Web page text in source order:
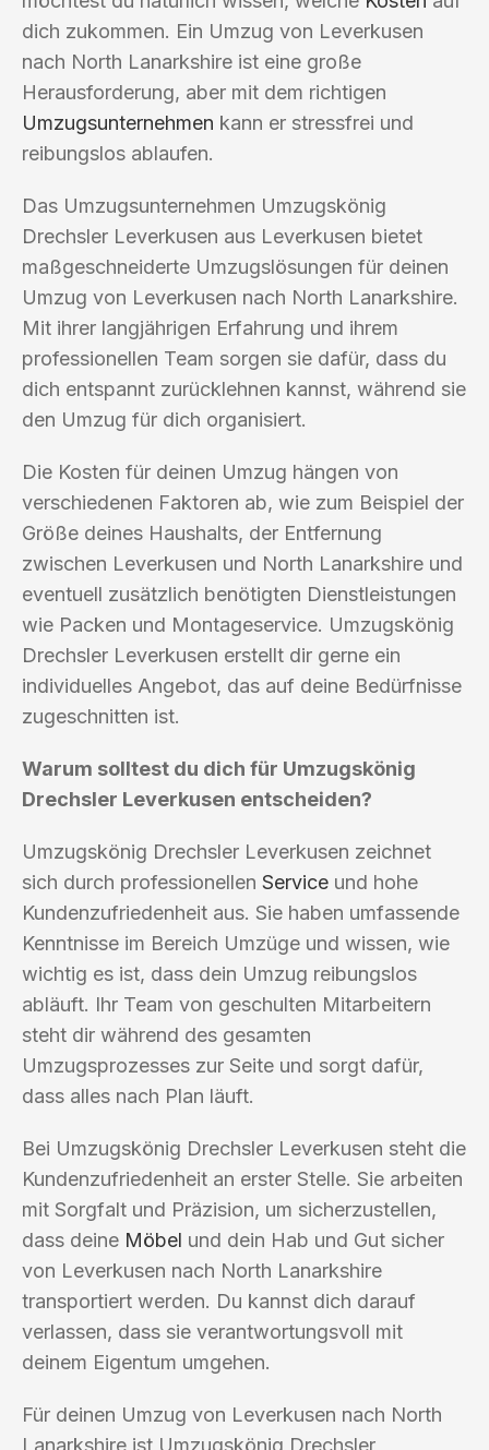
dich zukommen. Ein Umzug von Leverkusen
nach North Lanarkshire ist eine große
Herausforderung, aber mit dem richtigen
Umzugsunternehmen kann er stressfrei und
reibungslos ablaufen.
Das Umzugsunternehmen Umzugskönig
Drechsler Leverkusen aus Leverkusen bietet
maßgeschneiderte Umzugslösungen für deinen
Umzug von Leverkusen nach North Lanarkshire.
Mit ihrer langjährigen Erfahrung und ihrem
professionellen Team sorgen sie dafür, dass du
dich entspannt zurücklehnen kannst, während sie
den Umzug für dich organisiert.
Die Kosten für deinen Umzug hängen von
verschiedenen Faktoren ab, wie zum Beispiel der
Größe deines Haushalts, der Entfernung
zwischen Leverkusen und North Lanarkshire und
eventuell zusätzlich benötigten Dienstleistungen
wie Packen und Montageservice. Umzugskönig
Drechsler Leverkusen erstellt dir gerne ein
individuelles Angebot, das auf deine Bedürfnisse
zugeschnitten ist.
Warum solltest du dich für Umzugskönig
Drechsler Leverkusen entscheiden?
Umzugskönig Drechsler Leverkusen zeichnet
sich durch professionellen Service und hohe
Kundenzufriedenheit aus. Sie haben umfassende
Kenntnisse im Bereich Umzüge und wissen, wie
wichtig es ist, dass dein Umzug reibungslos
abläuft. Ihr Team von geschulten Mitarbeitern
steht dir während des gesamten
Umzugsprozesses zur Seite und sorgt dafür,
dass alles nach Plan läuft.
Bei Umzugskönig Drechsler Leverkusen steht die
Kundenzufriedenheit an erster Stelle. Sie arbeiten
mit Sorgfalt und Präzision, um sicherzustellen,
dass deine Möbel und dein Hab und Gut sicher
von Leverkusen nach North Lanarkshire
transportiert werden. Du kannst dich darauf
verlassen, dass sie verantwortungsvoll mit
deinem Eigentum umgehen.
Für deinen Umzug von Leverkusen nach North
Lanarkshire ist Umzugskönig Drechsler